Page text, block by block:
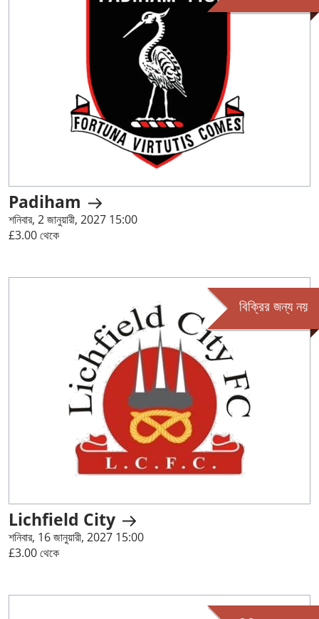
Padiham
শনিবার, 2 জানুয়ারী, 2027 15:00
£3.00 থেকে
বিক্রির জন্য নয়
Lichfield City
শনিবার, 16 জানুয়ারী, 2027 15:00
£3.00 থেকে